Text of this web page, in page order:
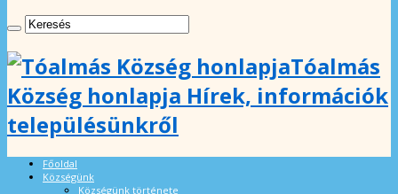
Tóalmás
Község honlapja Hírek, információk
településünkről
Főoldal
Községünk
Községünk története